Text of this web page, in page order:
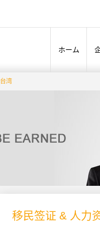
ホーム
台湾
移民签证 & 人力